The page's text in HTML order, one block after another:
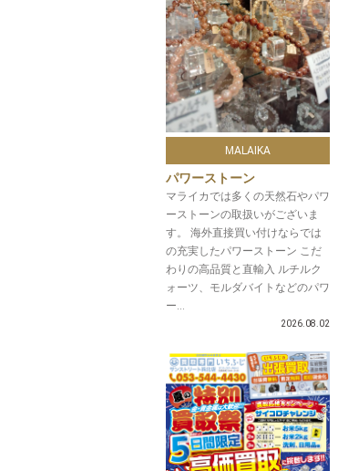
MALAIKA
パワーストーン
マライカでは多くの天然石やパワ
ーストーンの取扱いがございま
す。 海外直接買い付けならでは
の充実したパワーストーン こだ
わりの高品質と直輸入 ルチルク
ォーツ、モルダバイトなどのパワ
ー...
2026.08.02